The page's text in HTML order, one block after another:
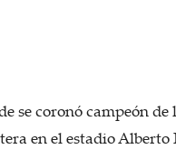
se coronó campeón
en el estadio